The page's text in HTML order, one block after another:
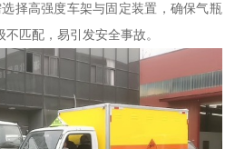
择高强度车架与固定装置，确保气瓶
匹配，易引发安全事故。​